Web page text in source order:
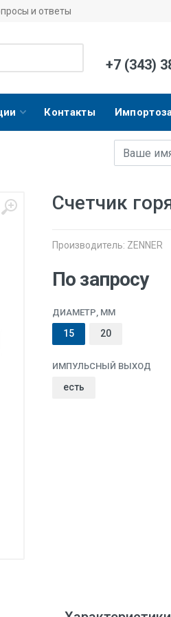
и ответы
+7 (343)
Контакты
Имя
E-mail адрес
Cчетчик
Производитель: ZENNER
По запросу
ДИАМЕТР, ММ
15 20
ИМПУЛЬСНЫЙ ВЫХОД
есть